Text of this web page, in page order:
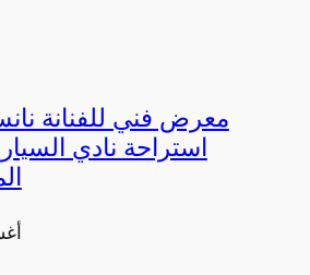
معرض فني للفنانة
استراحة نادي
13